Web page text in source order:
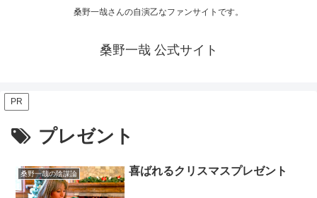
桑野一哉さんの自演乙なファンサイトです。
桑野一哉 公式サイト
PR
プレゼント
桑野一哉の陰謀論 喜ばれるクリスマスプレゼント